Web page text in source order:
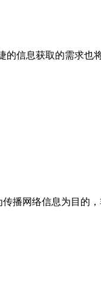
信息获取的需求也
播网络信息为目的